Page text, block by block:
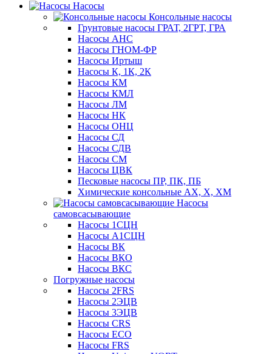
Насосы
Консольные насосы
Грунтовые насосы ГРАТ, 2ГРТ, ГРА
Насосы АНС
Насосы ГНОМ-ФР
Насосы Иртыш
Насосы К, 1К, 2К
Насосы КМ
Насосы КМЛ
Насосы ЛМ
Насосы НК
Насосы ОНЦ
Насосы СД
Насосы СДВ
Насосы СМ
Насосы ЦВК
Песковые насосы ПР, ПК, ПБ
Химические консольные АХ, Х, ХМ
Насосы
самовсасывающие
Насосы 1СЦН
Насосы А1СЦН
Насосы ВК
Насосы ВКО
Насосы ВКС
Погружные насосы
Насосы 2FRS
Насосы 2ЭЦВ
Насосы 3ЭЦВ
Насосы CRS
Насосы ECO
Насосы FRS